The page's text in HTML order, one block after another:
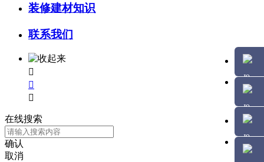
装修建材知识
联系我们



在线搜索
确认
取消